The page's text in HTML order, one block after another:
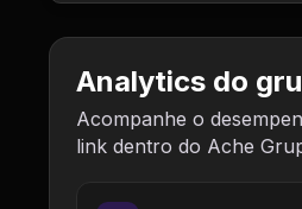
Analytics do
Acompanhe o
link dentro do Ache